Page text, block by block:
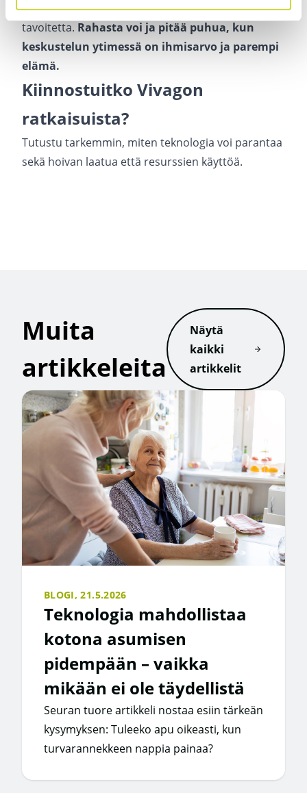
tarjoaa ratkaisuja, jotka yhdistävät nämä kaksi
tavoitetta. Rahasta voi ja pitää puhua, kun
keskustelun ytimessä on ihmisarvo ja parempi
elämä.
Kiinnostuitko Vivagon
ratkaisuista?
Tutustu tarkemmin, miten teknologia voi parantaa
sekä hoivan laatua että resurssien käyttöä.
Muita
artikkeleita
Näytä
kaikki
artikkelit
BLOGI,21.5.2026
Teknologia mahdollistaa
kotona asumisen
pidempään – vaikka
mikään ei ole täydellistä
Seuran tuore artikkeli nostaa esiin tärkeän
kysymyksen: Tuleeko apu oikeasti, kun
turvarannekkeen nappia painaa?